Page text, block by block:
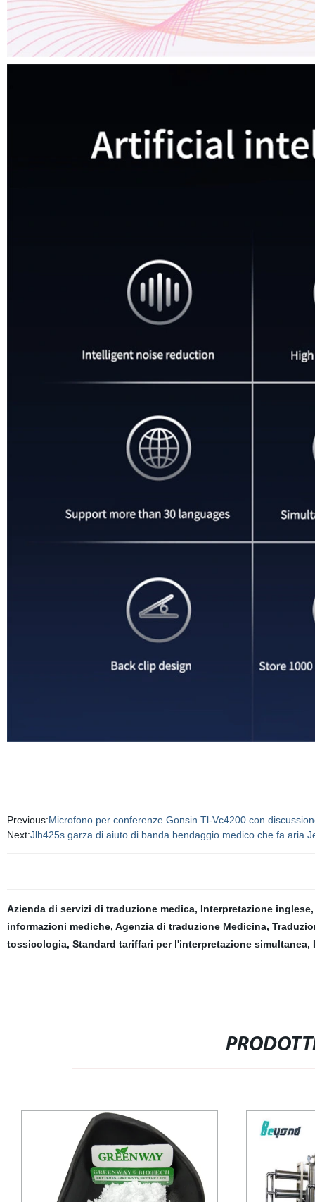
Previous:Microfono per conferenze Gonsin Tl-Vc4200 con
Next:Jlh425s garza di aiuto di banda bendaggio medico che fa aria
Azienda di servizi di traduzione medica, Interpretazione inglese
informazioni mediche, Agenzia di traduzione Medicina,
tossicologia, Standard tariffari per l'interpretazione simultanea,